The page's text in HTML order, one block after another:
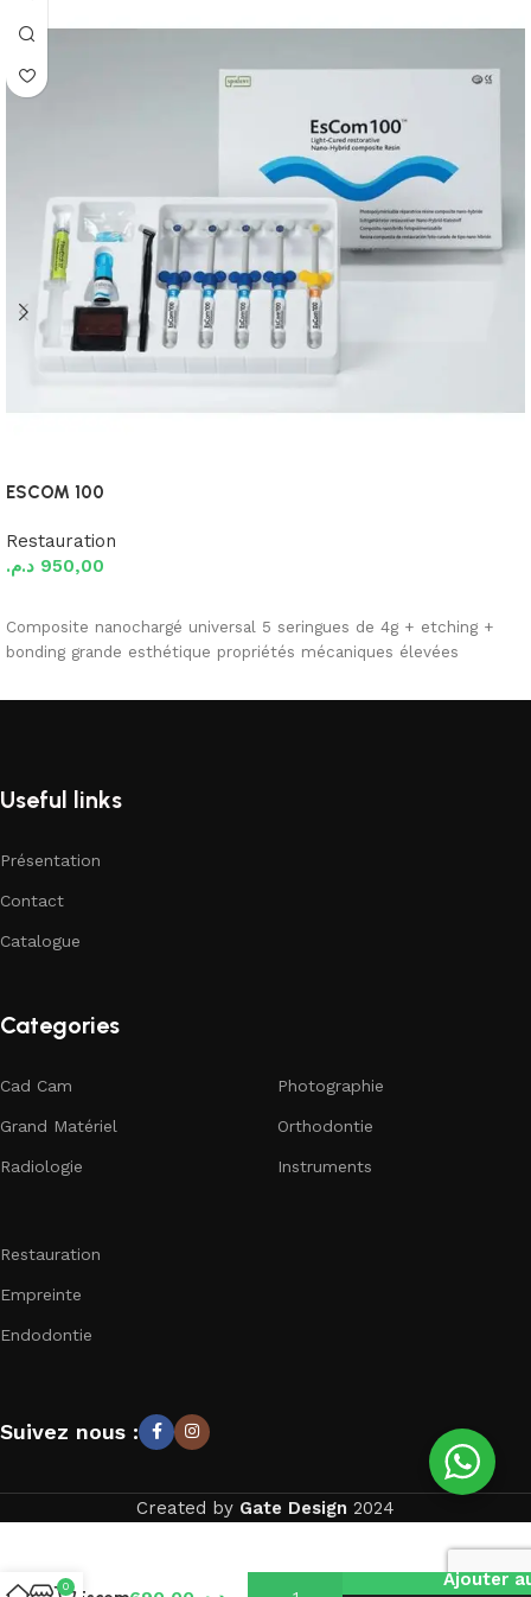
ESCOM 100
Restauration
950,00 د.م.
Composite nanochargé universal 5 seringues de 4g + etching +
bonding grande esthétique propriétés mécaniques élevées
Useful links
Présentation
Contact
Catalogue
Categories
Cad Cam
Grand Matériel
Radiologie
Photographie
Orthodontie
Instruments
Restauration
Empreinte
Endodontie
Suivez nous :
Created by Gate Design 2024
Ajouter
0